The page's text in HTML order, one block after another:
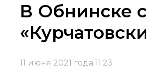
В Обнинске
11 июня 2021 года 11:23